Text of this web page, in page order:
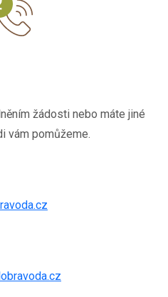
žádosti nebo máte jiné
vám pomůžeme.